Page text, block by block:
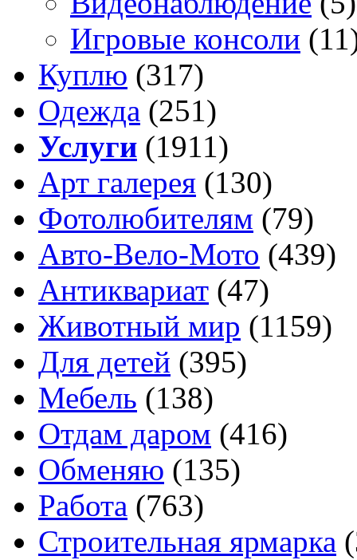
Игровые консоли
Куплю (317)
Одежда (251)
Услуги (1911)
Арт галерея (130)
Фотолюбителям (79)
Авто-Вело-Мото (439)
Антиквариат (47)
Животный мир (1159)
Для детей (395)
Мебель (138)
Отдам даром (416)
Обменяю (135)
Работа (763)
Строительная ярмарка